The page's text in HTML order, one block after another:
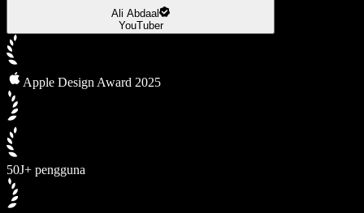
Ali Abdaal
YouTuber
Apple Design Award 2025
50J+ pengguna